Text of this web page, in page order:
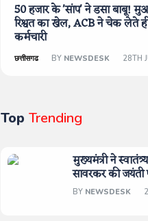
50 हजार के 'सांप' ने डसा बाबू!
रिश्वत का खेल, ACB ने चेक लेते
कर्मचारी
छत्तीसगढ BY NEWSDESK 28TH
Top Trending
मुख्यमंत्री ने
सावरकर की जयंती
BY NEWSDESK